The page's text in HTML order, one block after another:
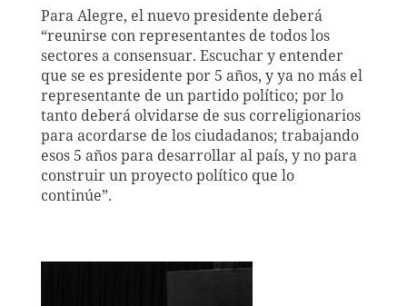
Para Alegre, el nuevo presidente deberá
“reunirse con representantes de todos los
sectores a consensuar. Escuchar y entender
que se es presidente por 5 años, y ya no más el
representante de un partido político; por lo
tanto deberá olvidarse de sus correligionarios
para acordarse de los ciudadanos; trabajando
esos 5 años para desarrollar al país, y no para
construir un proyecto político que lo
continúe”.